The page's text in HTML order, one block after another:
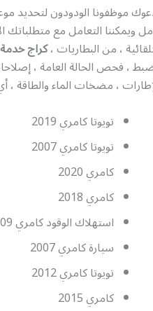
موظفونا الودودون لتحديد
ويمكننا التعامل مع متطلباتك
، من البطاريات ،كراج
، فحص الحالة العامة ،
، مضخات الماء والطاقة
تويوتا كامري 2019
تويوتا كامري 2007
كامري 2020
كامري 2018
استهلاك الوقود كامري 2009
سيارة كامري 2007
تويوتا كامري 2012
كامري 2015